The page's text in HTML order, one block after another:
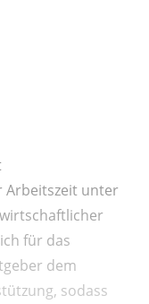
Arbeitszeit unter
für das
dem
sodass